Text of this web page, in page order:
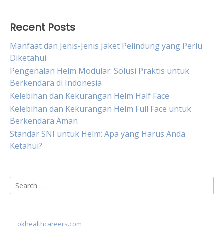
Recent Posts
Manfaat dan Jenis-Jenis Jaket Pelindung yang Perlu
Diketahui
Pengenalan Helm Modular: Solusi Praktis untuk
Berkendara di Indonesia
Kelebihan dan Kekurangan Helm Half Face
Kelebihan dan Kekurangan Helm Full Face untuk
Berkendara Aman
Standar SNI untuk Helm: Apa yang Harus Anda
Ketahui?
Search
for:
okhealthcareers.com